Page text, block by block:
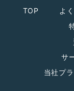
TOP よ
サ
当社プ